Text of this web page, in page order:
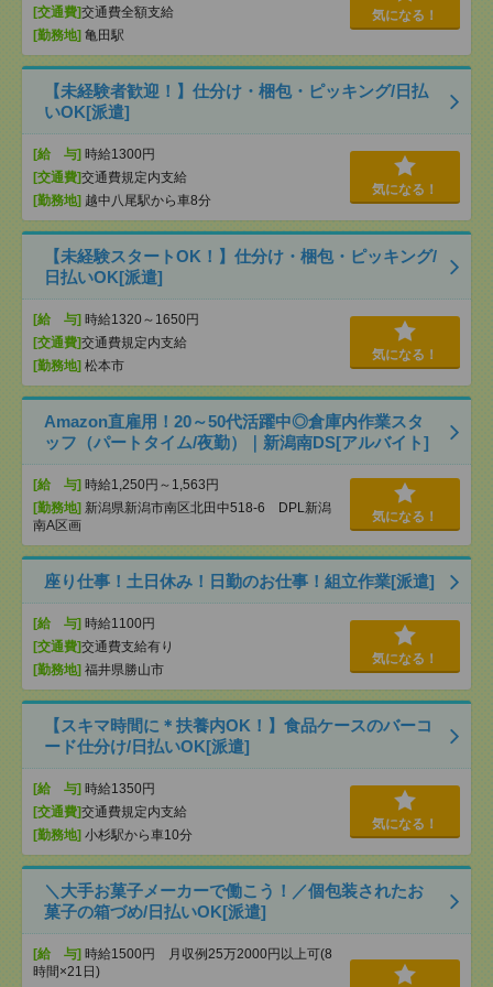
[交通費]交通費全額支給
[勤務地] 亀田駅
気になる！
【未経験者歓迎！】仕分け・梱包・ピッキング/日払
いOK[派遣]
[給 与] 時給1300円
[交通費]交通費規定内支給
[勤務地] 越中八尾駅から車8分
気になる！
【未経験スタートOK！】仕分け・梱包・ピッキング/
日払いOK[派遣]
[給 与] 時給1320～1650円
[交通費]交通費規定内支給
[勤務地] 松本市
気になる！
Amazon直雇用！20～50代活躍中◎倉庫内作業スタ
ッフ（パートタイム/夜勤）｜新潟南DS[アルバイト]
[給 与] 時給1,250円～1,563円
[勤務地] 新潟県新潟市南区北田中518-6 DPL新潟
南A区画
気になる！
座り仕事！土日休み！日勤のお仕事！組立作業[派遣]
[給 与] 時給1100円
[交通費]交通費支給有り
[勤務地] 福井県勝山市
気になる！
【スキマ時間に＊扶養内OK！】食品ケースのバーコ
ード仕分け/日払いOK[派遣]
[給 与] 時給1350円
[交通費]交通費規定内支給
[勤務地] 小杉駅から車10分
気になる！
＼大手お菓子メーカーで働こう！／個包装されたお
菓子の箱づめ/日払いOK[派遣]
[給 与] 時給1500円 月収例25万2000円以上可(8
時間×21日)